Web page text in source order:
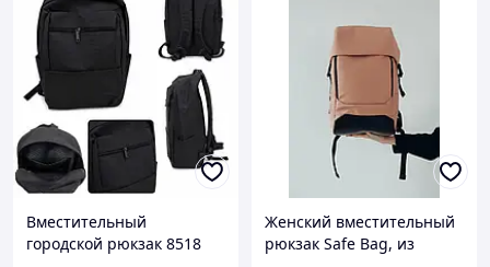
Вместительный
городской рюкзак 8518
Женский вместительный
рюкзак Safe Bag, из